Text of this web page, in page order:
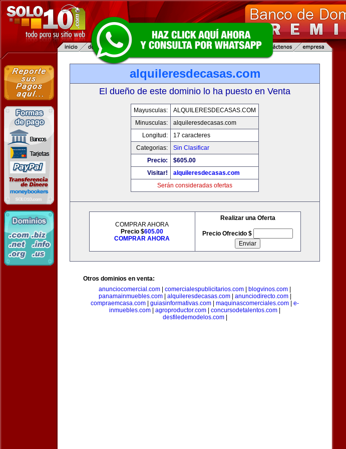
alquileresdecasas.com
El dueño de este dominio lo ha puesto en Venta
Mayusculas:
ALQUILERESDECASAS.COM
Minusculas:
alquileresdecasas.com
Longitud:
17 caracteres
Categorias:
Sin Clasificar
Precio:
$605.00
Visitar!
alquileresdecasas.com
Serán consideradas ofertas
COMPRAR AHORA
Precio $605.00
COMPRAR AHORA
Realizar una Oferta
Precio Ofrecido $
Otros dominios en venta:
anunciocomercial.com
comercialespublicitarios.com blogvinos.com
panamainmuebles.com| alquileresdecasas.com| anunciodirecto.com|
compraemcasa.com
guiasinformativas.com maquinascomerciales.com
e-
inmuebles.com
agroproductor.com concursodetalentos.com
desfiledemodelos.com|